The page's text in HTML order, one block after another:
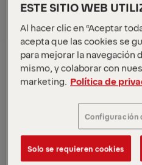
ESTE SITIO WEB
Al hacer clic en “Aceptar
acepta que las cookies se
para mejorar la navegación
mismo, y colaborar con
marketing. Política de
Configuración
Solo se requieren cookies